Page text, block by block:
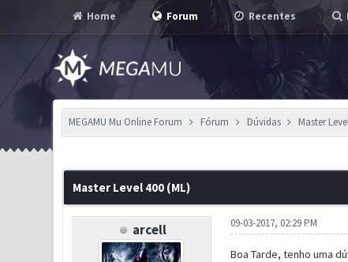
Home Forum Recentes
MEGAMU Mu Online Forum Fórum Dúvidas Master
Master Level 400 (ML)
arcell 09-03-2017, 02:29 PM
Boa Tarde, tenho uma